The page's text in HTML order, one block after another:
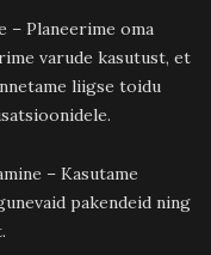
– Planeerime oma
varude kasutust, et
liigse toidu
– Kasutame
pakendeid ning